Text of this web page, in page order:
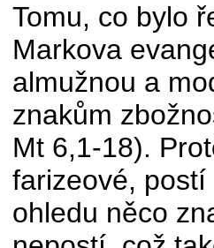
Tomu, co bylo
Markova
almužnou a
znakům
Mt 6,1-18).
farizeové,
ohledu něco